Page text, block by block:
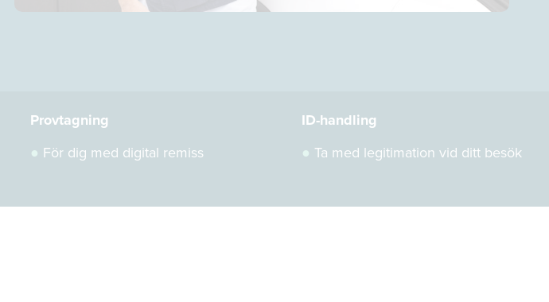
Provtagning
● För dig med digital remiss
ID-handling
● Ta med legitimation vid ditt besök